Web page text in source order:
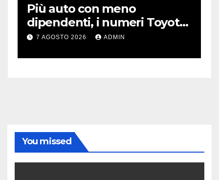
Più auto con meno
dipendenti, i numeri Toyota
che “scuotono” Volkswagen
7 AGOSTO 2026 ADMIN
You missed